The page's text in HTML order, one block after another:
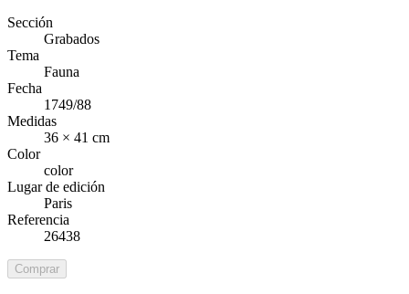
Sección
Grabados
Tema
Fauna
Fecha
1749/88
Medidas
36 × 41 cm
Color
color
Lugar de edición
Paris
Referencia
26438
Comprar